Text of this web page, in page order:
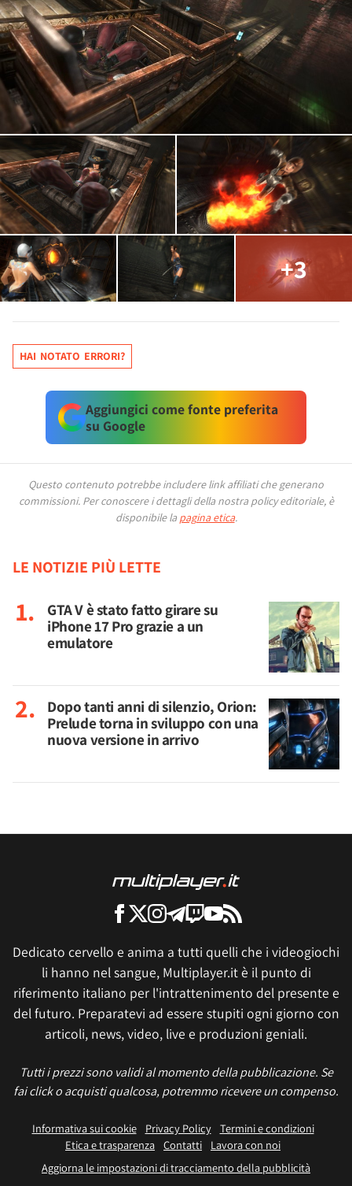
+3
HAI NOTATO ERRORI?
Aggiungici come fonte preferita
su Google
Questo contenuto potrebbe includere link affiliati che generano
commissioni. Per conoscere i dettagli della nostra policy editoriale, è
disponibile la pagina etica.
LE NOTIZIE PIÙ LETTE
GTA V è stato fatto girare su
iPhone 17 Pro grazie a un
emulatore
Dopo tanti anni di silenzio, Orion:
Prelude torna in sviluppo con una
nuova versione in arrivo
Dedicato cervello e anima a tutti quelli che i videogiochi
li hanno nel sangue, Multiplayer.it è il punto di
riferimento italiano per l'intrattenimento del presente e
del futuro. Preparatevi ad essere stupiti ogni giorno con
articoli, news, video, live e produzioni geniali.
Tutti i prezzi sono validi al momento della pubblicazione. Se
fai click o acquisti qualcosa, potremmo ricevere un compenso.
Informativa sui cookie Privacy Policy
Termini e condizioni
Etica e trasparenza Contatti
Lavora con noi
Aggiorna le impostazioni di tracciamento della pubblicità